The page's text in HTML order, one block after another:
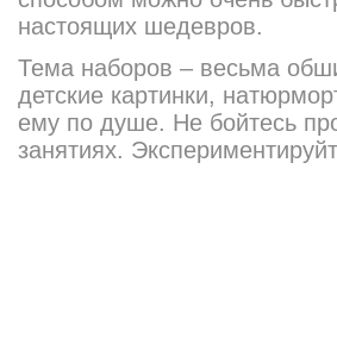
настоящих шедевров.
Тема наборов – весьма
детские картинки,
ему по душе. Не бойтесь
занятиях.